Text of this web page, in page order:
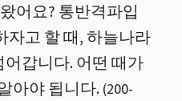
어요? 통반격파입
자고 할 때, 하늘나라
갑니다. 어떤 때가
아야 됩니다. (200-